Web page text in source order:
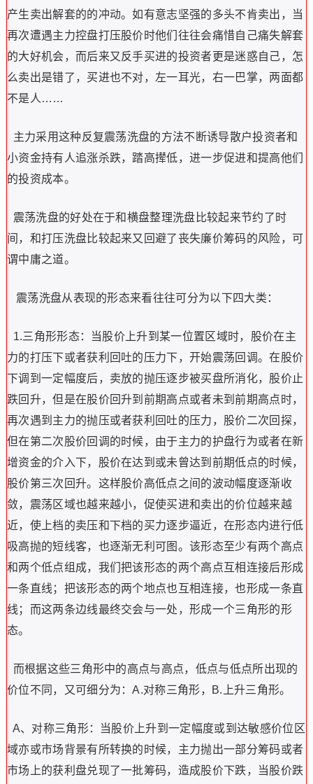
产生卖出解套的的冲动。如有意志坚强的多头不肯卖出，当
再次遭遇主力控盘打压股价时他们往往会痛惜自己痛失解套
的大好机会，而后来又反手买进的投资者更是迷惑自己，怎
么卖出是错了，买进也不对，左一耳光，右一巴掌，两面都
不是人……
主力采用这种反复震荡洗盘的方法不断诱导散户投资者和
小资金持有人追涨杀跌，踏高撵低，进一步促进和提高他们
的投资成本。
震荡洗盘的好处在于和横盘整理洗盘比较起来节约了时
间，和打压洗盘比较起来又回避了丧失廉价筹码的风险，可
谓中庸之道。
震荡洗盘从表现的形态来看往往可分为以下四大类：
1.三角形形态：当股价上升到某一位置区域时，股价在主
力的打压下或者获利回吐的压力下，开始震荡回调。在股价
下调到一定幅度后，卖放的抛压逐步被买盘所消化，股价止
跌回升，但是在股价回升到前期高点或者未到前期高点时，
再次遇到主力的抛压或者获利回吐的压力，股价二次回探，
但在第二次股价回调的时候，由于主力的护盘行为或者在新
增资金的介入下，股价在达到或未曾达到前期低点的时候，
股价第三次回升。这样股价高低点之间的波动幅度逐渐收
敛，震荡区域也越来越小，促使买进和卖出的价位越来越
近，使上档的卖压和下档的买力逐步逼近，在形态内进行低
吸高抛的短线客，也逐渐无利可图。该形态至少有两个高点
和两个低点组成，我们把该形态的两个高点互相连接后形成
一条直线；把该形态的两个地点也互相连接，也形成一条直
线；而这两条边线最终交会与一处，形成一个三角形的形
态。
而根据这些三角形中的高点与高点，低点与低点所出现的
价位不同，又可细分为：A.对称三角形，B.上升三角形。
A、对称三角形：当股价上升到一定幅度或到达敏感价位区
域亦或市场背景有所转换的时候，主力抛出一部分筹码或者
市场上的获利盘兑现了一批筹码，造成股价下跌，当股价跌